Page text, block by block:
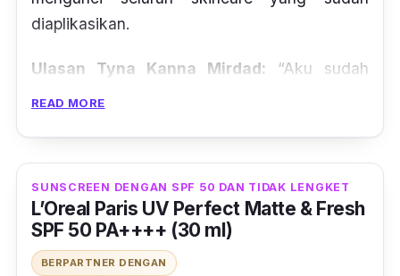
diaplikasikan.
Ulasan Tyna Kanna Mirdad:
“Aku sudah
yang jar pink tapi kalau sedang normal, aku
biasa pakai yang jar kuning ini dan hasilnya
memang sangat melembabkan.”
READ MORE
SUNSCREEN DENGAN SPF 50 DAN TIDAK LENGKET
L’Oreal Paris UV Perfect Matte & Fresh
SPF 50 PA++++ (30 ml)
BERPARTNER DENGAN